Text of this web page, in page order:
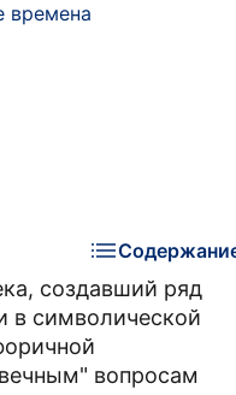
времена
создавший ряд
в символической
вопросам